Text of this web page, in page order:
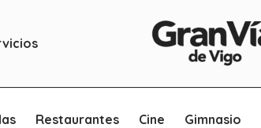
Restaurantes Cine Gimnasio